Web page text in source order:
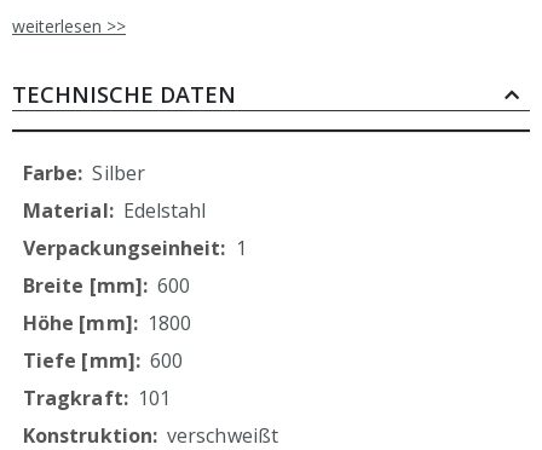
Magnetschließer
Schrankbeine aus Vierkantprofilen 40x40 mm,
Materialstärke: 1,2 mm
Tragkraft 70 kg/m2
mittlerer Schrankboden nicht höhenverstellbar, H.
60 mm
ressourcenschonende Produktion durch Verzicht
auf Folierung
weiterlesen >>
TECHNISCHE DATEN
Mehr
Informationen
Silber
Edelstahl
1
600
1800
600
101
verschweißt